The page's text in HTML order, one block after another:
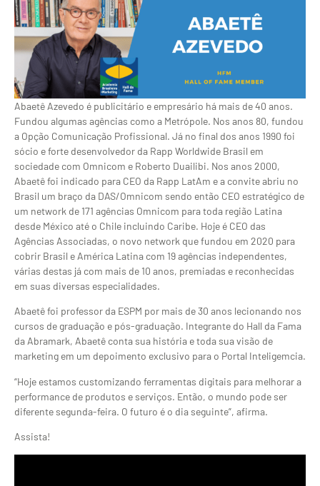
Abaetê Azevedo é publicitário e empresário há mais de 40 anos.
Fundou algumas agências como a Metrópole. Nos anos 80, fundou
a Opção Comunicação Profissional. Já no final dos anos 1990 foi
sócio e forte desenvolvedor da Rapp Worldwide Brasil em
sociedade com Omnicom e Roberto Duailibi. Nos anos 2000,
Abaetê foi indicado para CEO da Rapp LatAm e a convite abriu no
Brasil um braço da DAS/Omnicom sendo então CEO estratégico de
um network de 171 agências Omnicom para toda região Latina
desde México até o Chile incluindo Caribe. Hoje é CEO das
Agências Associadas, o novo network que fundou em 2020 para
cobrir Brasil e América Latina com 19 agências independentes,
várias destas já com mais de 10 anos, premiadas e reconhecidas
em suas diversas especialidades.
Abaetê foi professor da ESPM por mais de 30 anos lecionando nos
cursos de graduação e pós-graduação. Integrante do Hall da Fama
da Abramark, Abaetê conta sua história e toda sua visão de
marketing em um depoimento exclusivo para o Portal Inteligemcia.
“Hoje estamos customizando ferramentas digitais para melhorar a
performance de produtos e serviços. Então, o mundo pode ser
diferente segunda-feira. O futuro é o dia seguinte”, afirma.
Assista!